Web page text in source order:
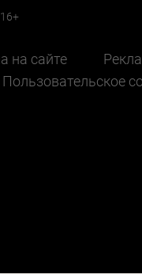
на сайте
Пользовательское